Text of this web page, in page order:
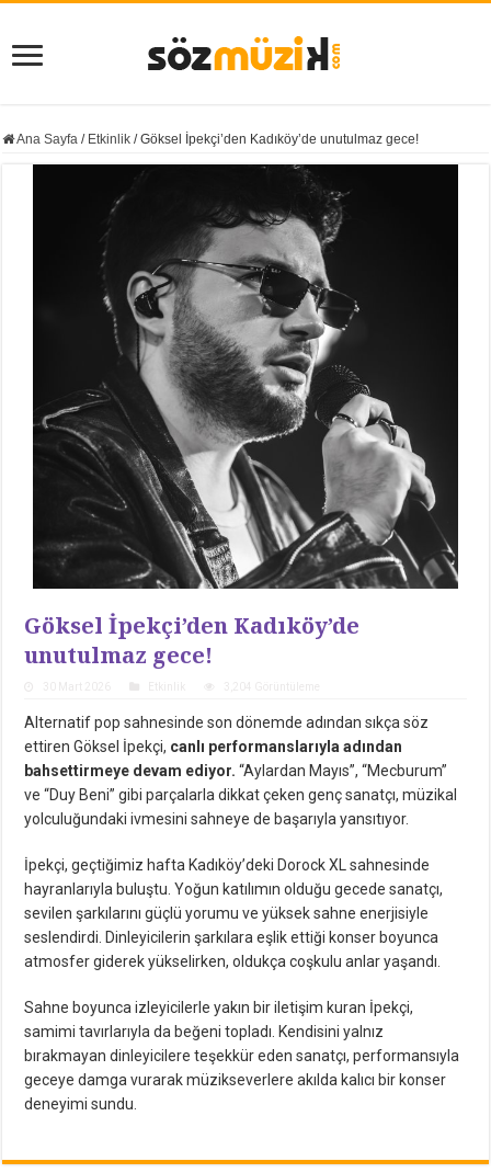
Ana Sayfa / Etkinlik / Göksel İpekçi’den Kadıköy’de unutulmaz gece!
Göksel İpekçi’den Kadıköy’de
unutulmaz gece!
Alternatif pop sahnesinde son dönemde adından sıkça söz
ettiren Göksel İpekçi, canlı performanslarıyla adından
bahsettirmeye devam ediyor. “Aylardan Mayıs”, “Mecburum”
ve “Duy Beni” gibi parçalarla dikkat çeken genç sanatçı, müzikal
yolculuğundaki ivmesini sahneye de başarıyla yansıtıyor.
İpekçi, geçtiğimiz hafta Kadıköy’deki Dorock XL sahnesinde
hayranlarıyla buluştu. Yoğun katılımın olduğu gecede sanatçı,
sevilen şarkılarını güçlü yorumu ve yüksek sahne enerjisiyle
seslendirdi. Dinleyicilerin şarkılara eşlik ettiği konser boyunca
atmosfer giderek yükselirken, oldukça coşkulu anlar yaşandı.
Sahne boyunca izleyicilerle yakın bir iletişim kuran İpekçi,
samimi tavırlarıyla da beğeni topladı. Kendisini yalnız
bırakmayan dinleyicilere teşekkür eden sanatçı, performansıyla
geceye damga vurarak müzikseverlere akılda kalıcı bir konser
deneyimi sundu.